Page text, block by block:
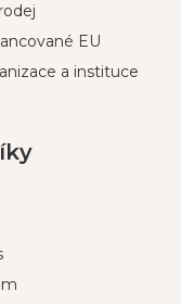
EU
a instituce